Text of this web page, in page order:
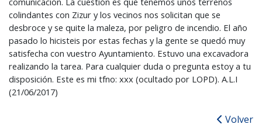
colindantes con Zizur y los vecinos nos solicitan que se
desbroce y se quite la maleza, por peligro de incendio. El año
pasado lo hicisteis por estas fechas y la gente se quedó muy
satisfecha con vuestro Ayuntamiento. Estuvo una excavadora
realizando la tarea. Para cualquier duda o pregunta estoy a tu
disposición. Este es mi tfno: xxx (ocultado por LOPD). A.L.I
(21/06/2017)
Volver